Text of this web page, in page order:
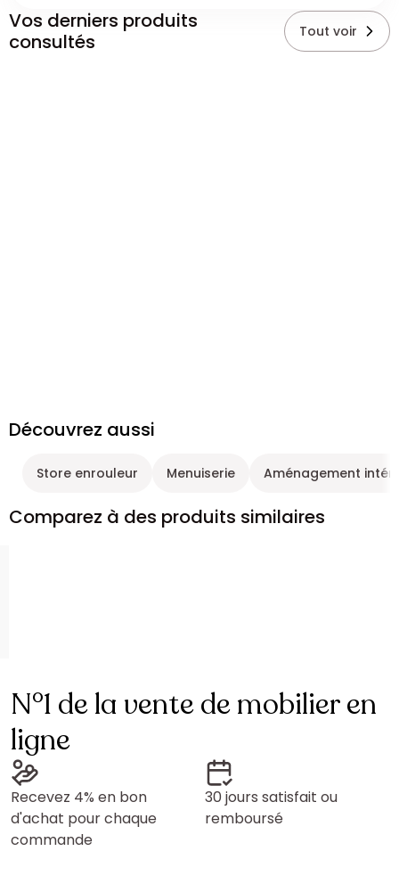
Vos derniers produits
consultés
Tout voir
Découvrez aussi
Store enrouleur Menuiserie Aménagement
Comparez à des produits similaires
N°1 de la vente de mobilier en
ligne
Recevez 4% en bon
d'achat pour chaque
commande
30 jours satisfait ou
remboursé